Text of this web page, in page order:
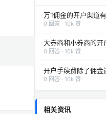
万1佣金的开户渠道有
0 回答 · 10k 赞
大券商和小券商的开
0 回答 · 10k 赞
开户手续费除了佣金
0 回答 · 10k 赞
相关资讯